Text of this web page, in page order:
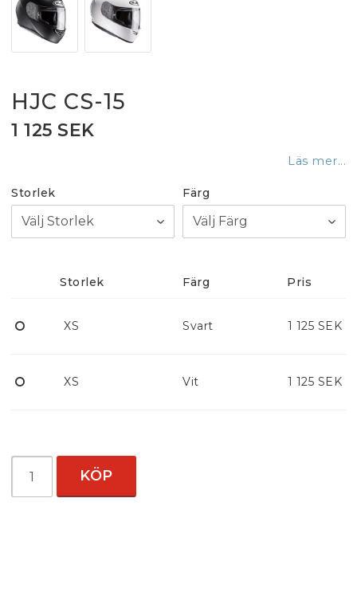
HJC CS-15
1 125 SEK
Läs mer...
Storlek Färg
Storlek Färg Pris
XS Svart 1 125 SEK
XS Vit 1 125 SEK
KÖP